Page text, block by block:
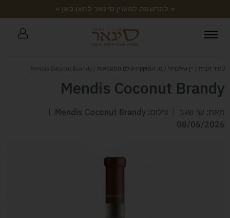
« להרשמה למגזין סיגאר לחצו כאן »
עמוד הבית / יין ואלכוהל / מן המזקקה-עולם המשקאות / Mendis Coconut Brandy
Mendis Coconut Brandy
מאת: שי שגב
צילום: Mendis Coconut Brandy
08/06/2026